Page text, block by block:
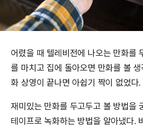
어렸을 때 텔레비전에 나오는 만화를
를 마치고 집에 돌아오면 만화를 볼
화 상영이 끝나면 아쉽기 짝이 없었다.
재미있는 만화를 두고두고 볼 방법을
테이프로 녹화하는 방법을 알아냈다.